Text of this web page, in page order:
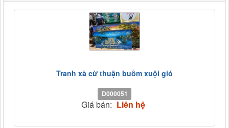
Tranh xà cừ thuận buồm xuội gió
D000051
Giá bán: Liên hệ